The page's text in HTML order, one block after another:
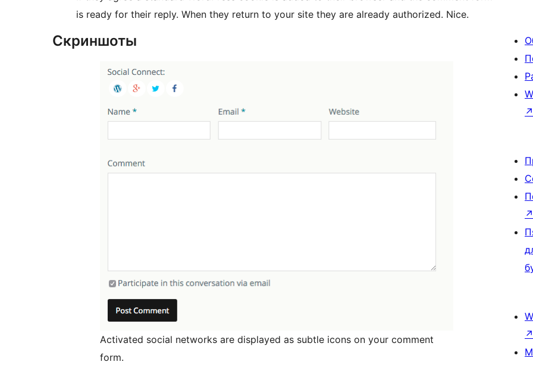
is ready for their reply. When they return to your site they are already authorized. Nice.
Скриншоты
Activated social networks are displayed as subtle icons on your comment
form.
↗
↗
↗